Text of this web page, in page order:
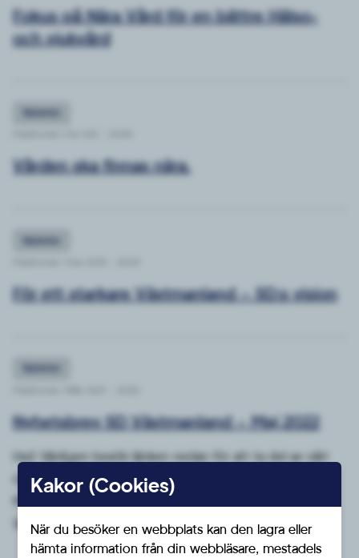
Fokus på Nära Vård för en bättre Hälso-
och sjukvård
Vården ska finnas nära.
För ett starkare Västmanland – SD:s vision
Nyhetsbrev SD Västmanland – Maj 2022
Hej! Vänligen besök länken nedan för att ta del av vårt
nyhetsbrev för maj 2022! Länk nyhetsbrev: Nyhetsbrev
Maj SD Västmanland Väl mött! Mvh styrelsen SD
Västmanland
Kakor (Cookies)
När du besöker en webbplats kan den lagra eller
hämta information från din webbläsare, mestadels